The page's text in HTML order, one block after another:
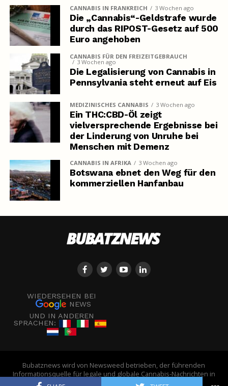
CANNABIS IN FRANKREICH 3 Wochen ago
Die „Cannabis“-Geldstrafe wurde
durch das RIPOST-Gesetz auf 500
Euro angehoben
CANNABIS FÜR DEN FREIZEITGEBRAUCH
3 Wochen ago
Die Legalisierung von Cannabis in
Pennsylvania steht erneut auf Eis
MEDIZINISCHES CANNABIS 3 Wochen ago
Ein THC:CBD-Öl zeigt
vielversprechende Ergebnisse bei
der Linderung von Unruhe bei
Menschen mit Demenz
CANNABIS IN AFRIKA 3 Wochen ago
Botswana ebnet den Weg für den
kommerziellen Hanfanbau
WIEDERSEHEN BEI
NEWS
UND IN ANDEREN
SPRACHEN:
Bubatznews wird von Newsweed betrieben, der führenden
Informationsquelle für legale und globale Cannabis-Nachrichten in
Europa. - © Newsweed